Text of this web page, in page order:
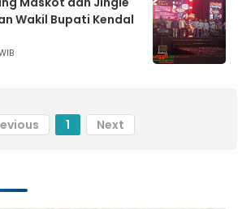
Wakil Bupati Kendal
1 Next